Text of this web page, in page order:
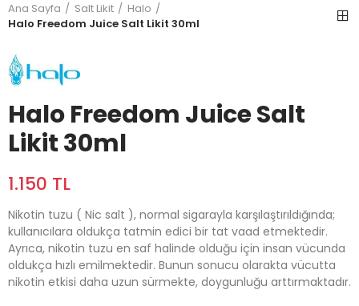
Ana Sayfa Salt Likit
Halo
Halo Freedom Juice Salt Likit 30ml
Halo Freedom Juice Salt
Likit 30ml
1.150 TL
Nikotin tuzu ( Nic salt ), normal sigarayla karşılaştırıldığında;
kullanıcılara oldukça tatmin edici bir tat vaad etmektedir.
Ayrıca, nikotin tuzu en saf halinde olduğu için insan vücunda
oldukça hızlı emilmektedir. Bunun sonucu olarakta vücutta
nikotin etkisi daha uzun sürmekte, doygunluğu arttırmaktadır.